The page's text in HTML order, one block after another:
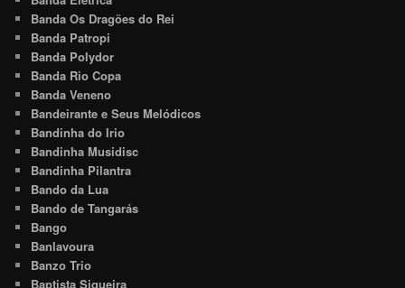
Banda Os Dragões do Rei
Banda Patropi
Banda Polydor
Banda Rio Copa
Banda Veneno
Bandeirante e Seus Melódicos
Bandinha do Irio
Bandinha Musidisc
Bandinha Pilantra
Bando da Lua
Bando de Tangarás
Bango
Banlavoura
Banzo Trio
Baptista Siqueira